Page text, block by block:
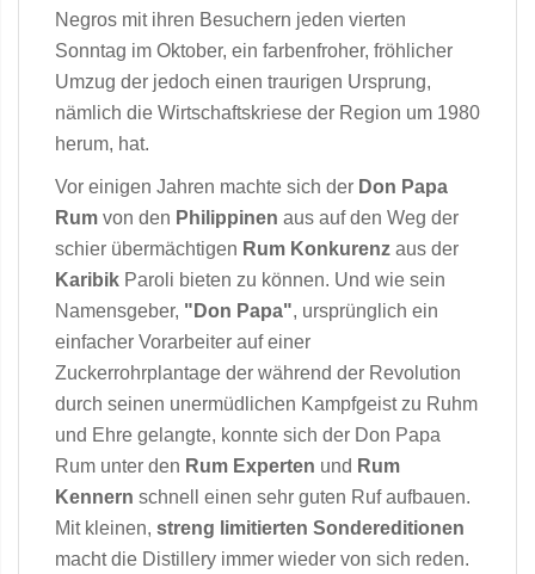
Negros mit ihren Besuchern jeden vierten
Sonntag im Oktober, ein farbenfroher, fröhlicher
Umzug der jedoch einen traurigen Ursprung,
nämlich die Wirtschaftskriese der Region um 1980
herum, hat.
Vor einigen Jahren machte sich der Don Papa
Rum von den Philippinen aus auf den Weg der
schier übermächtigen Rum Konkurenz aus der
Karibik Paroli bieten zu können. Und wie sein
Namensgeber, "Don Papa", ursprünglich ein
einfacher Vorarbeiter auf einer
Zuckerrohrplantage der während der Revolution
durch seinen unermüdlichen Kampfgeist zu Ruhm
und Ehre gelangte, konnte sich der Don Papa
Rum unter den Rum Experten und Rum
Kennern schnell einen sehr guten Ruf aufbauen.
Mit kleinen, streng limitierten Sondereditionen
macht die Distillery immer wieder von sich reden.